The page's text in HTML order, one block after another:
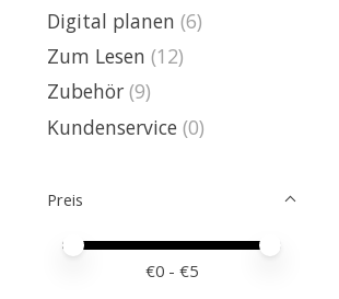
Digital planen (6)
Zum Lesen (12)
Zubehör (9)
Kundenservice (0)
Preis
Preis – Mindestwert
Price maximum value
€0 - €5